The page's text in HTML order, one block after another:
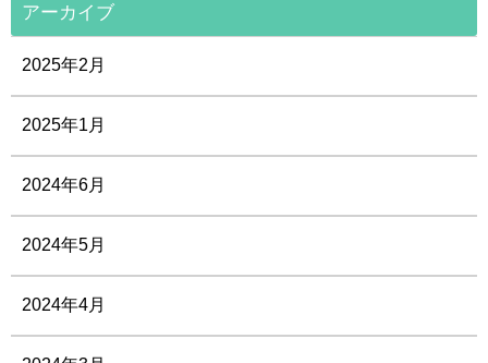
アーカイブ
2025年2月
2025年1月
2024年6月
2024年5月
2024年4月